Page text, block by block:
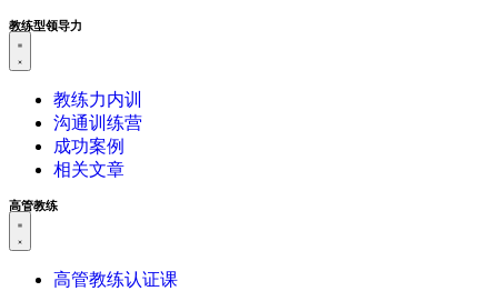
教练型领导力
教练力内训
沟通训练营
成功案例
相关文章
高管教练
高管教练认证课